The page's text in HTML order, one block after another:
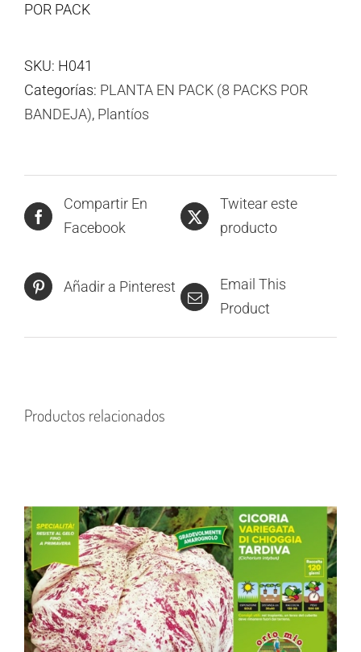
POR PACK
SKU: H041
Categorías: PLANTA EN PACK (8 PACKS POR
BANDEJA), Plantíos
Compartir En
Facebook
Twitear este
producto
Añadir a Pinterest
Email This
Product
Productos relacionados